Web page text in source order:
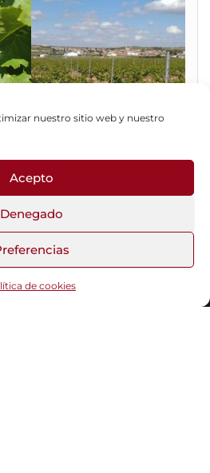
nuestro sitio web y nuestro
Acepto
Denegado
de cookies
del Blog
WordPress |Tema:Head Blog